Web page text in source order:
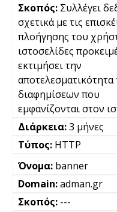
Συλλέγει
σχετικά με τις
πλοήγησης του
ιστοσελίδες
εκτιμήσει την
αποτελεσματικότητα
διαφημίσεων που
εμφανίζονται στον
3 μήνες
HTTP
banner
adman.gr
---